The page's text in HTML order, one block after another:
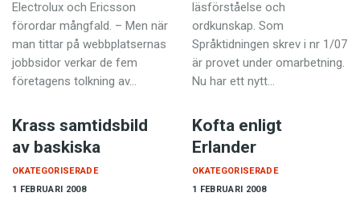
Electrolux och Ericsson
förordar mångfald. – Men när
man tittar på webbplatsernas
jobbsidor verkar de fem
företagens tolkning av…
läsförståelse och
ordkunskap. Som
Språktidningen skrev i nr 1/07
är provet under omarbetning.
Nu har ett nytt…
Krass samtidsbild
av baskiska
1 FEBRUARI 2008
OKATEGORISERADE
Kofta enligt
Erlander
1 FEBRUARI 2008
OKATEGORISERADE